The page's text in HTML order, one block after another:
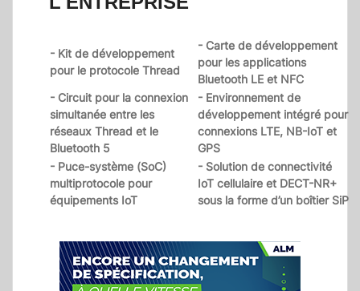
- Kit de développement
pour le protocole Thread
- Carte de développement
pour les applications
Bluetooth LE et NFC
- Circuit pour la connexion
simultanée entre les
réseaux Thread et le
Bluetooth 5
- Environnement de
développement intégré pour
connexions LTE, NB-IoT et
GPS
- Puce-système (SoC)
multiprotocole pour
équipements IoT
- Solution de connectivité
IoT cellulaire et DECT-NR+
sous la forme d’un boîtier SiP